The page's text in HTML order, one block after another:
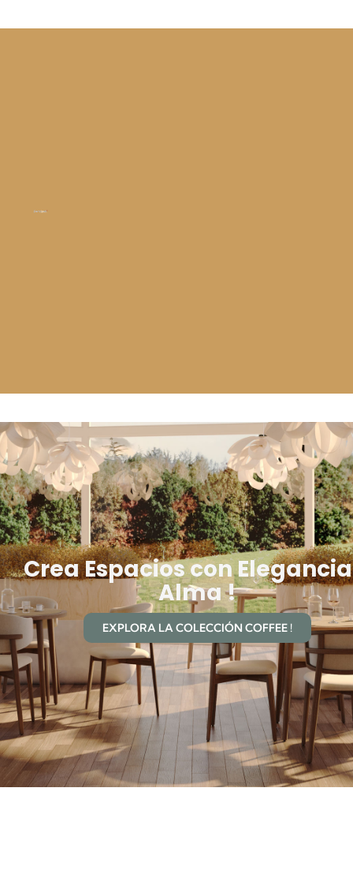
Crea Espacios con
Alma !
EXPLORA LA COLECCIÓN COFFEE !